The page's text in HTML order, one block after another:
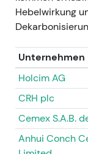
Rally, da
auf)[12]
2023
CCUS im
Hebelwirkung
Unternehmen
Holcim AG
CRH plc
Cemex S.A.B.
Anhui Conch